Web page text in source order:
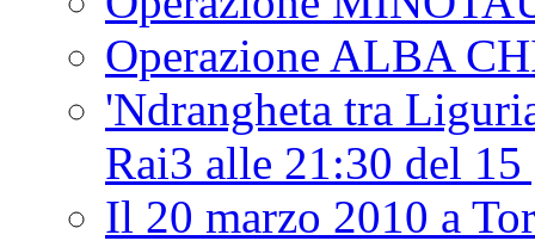
Operazione ALBA
'Ndrangheta tra
Rai3 alle 21:30 del
Il 20 marzo 2010 a